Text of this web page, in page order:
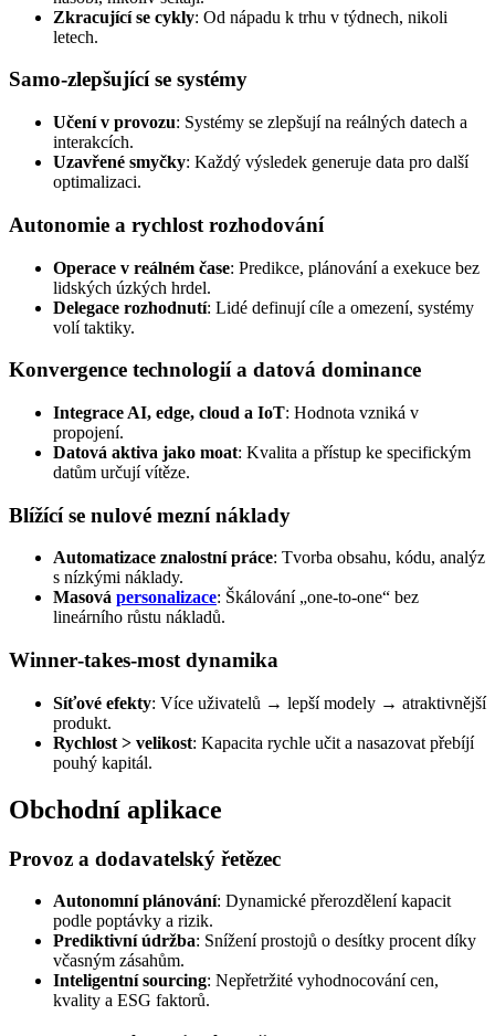
Zkracující se cykly: Od nápadu k trhu v týdnech, nikoli
letech.
Samo‑zlepšující se systémy
Učení v provozu: Systémy se zlepšují na reálných datech a
interakcích.
Uzavřené smyčky: Každý výsledek generuje data pro další
optimalizaci.
Autonomie a rychlost rozhodování
Operace v reálném čase: Predikce, plánování a exekuce bez
lidských úzkých hrdel.
Delegace rozhodnutí: Lidé definují cíle a omezení, systémy
volí taktiky.
Konvergence technologií a datová dominance
Integrace AI, edge, cloud a IoT: Hodnota vzniká v
propojení.
Datová aktiva jako moat: Kvalita a přístup ke specifickým
datům určují vítěze.
Blížící se nulové mezní náklady
Automatizace znalostní práce: Tvorba obsahu, kódu, analýz
s nízkými náklady.
Masová personalizace: Škálování „one‑to‑one“ bez
lineárního růstu nákladů.
Winner‑takes‑most dynamika
Síťové efekty: Více uživatelů → lepší modely → atraktivnější
produkt.
Rychlost > velikost: Kapacita rychle učit a nasazovat přebíjí
pouhý kapitál.
Obchodní aplikace
Provoz a dodavatelský řetězec
Autonomní plánování: Dynamické přerozdělení kapacit
podle poptávky a rizik.
Prediktivní údržba: Snížení prostojů o desítky procent díky
včasným zásahům.
Inteligentní sourcing: Nepřetržité vyhodnocování cen,
kvality a ESG faktorů.